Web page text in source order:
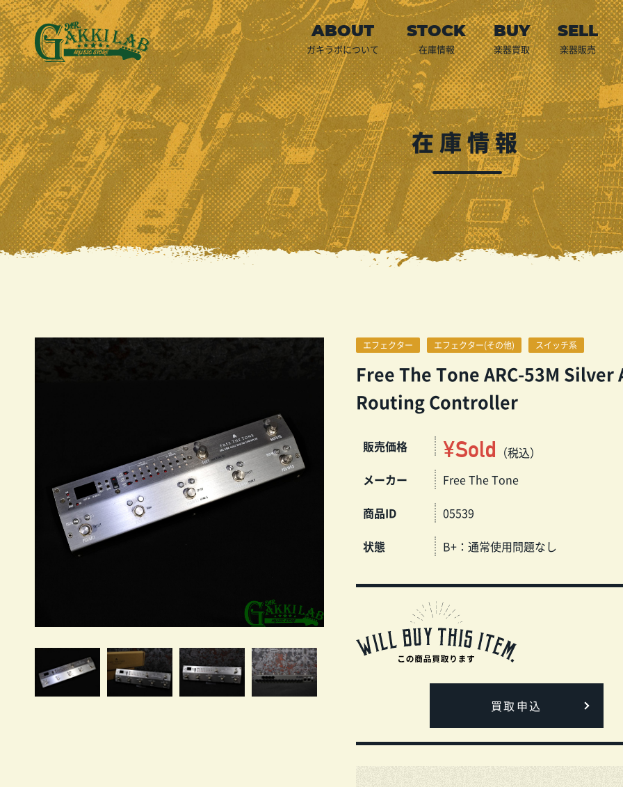
ガキラボについて 在庫情報 楽器買取
店頭買取
宅配買取
出張買取
預かり代行販売
LINE査定
買取申込
ご利用案内
楽器販売
在庫情報
エフェクター エフェクター(その他) スイッチ系
Free The Tone ARC-53M Silver
Routing Controller
販売価格 ¥Sold （税込）
メーカー
Free The Tone
商品ID
05539
状態
B+：通常使用問題なし
買取申込